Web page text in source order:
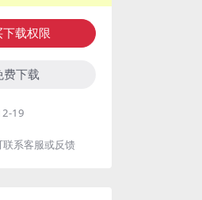
下载权限
费下载
19
系客服或反馈